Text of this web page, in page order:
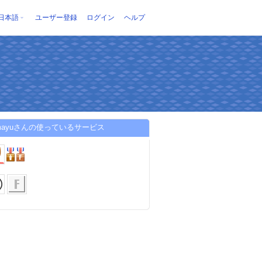
本語 ユーザー登録 ログイン ヘルプ
さんの使っているサービス